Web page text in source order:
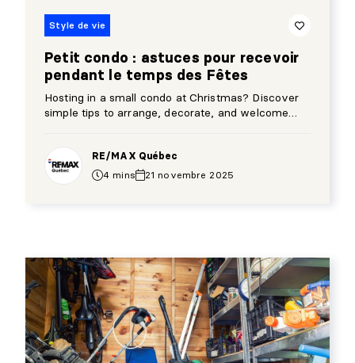
Style de vie
Petit condo : astuces pour recevoir
pendant le temps des Fêtes
Hosting in a small condo at Christmas? Discover
simple tips to arrange, decorate, and welcome
RE/MAX Québec
4 mins
21 novembre 2025